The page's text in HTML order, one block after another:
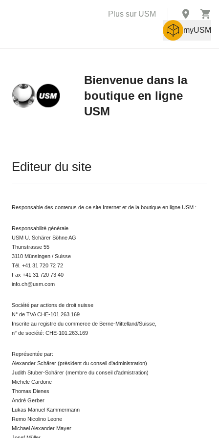
Plus sur USM
myUSM
Bienvenue dans la
boutique en ligne
USM
Editeur du site
Responsable des contenus de ce site Internet et de la boutique en ligne USM :
Responsabilité générale
USM U. Schärer Söhne AG
Thunstrasse 55
3110 Münsingen / Suisse
Tél. +41 31 720 72 72
Fax +41 31 720 73 40
info.ch@usm.com
Société par actions de droit suisse
N° de TVA CHE-101.263.169
Inscrite au registre du commerce de Berne-Mittelland/Suisse,
n° de société: CHE-101.263.169
Représentée par:
Alexander Schärer (président du conseil d’administration)
Judith Stuber-Schärer (membre du conseil d’admistration)
Michele Cardone
Thomas Dienes
André Gerber
Lukas Manuel Kammermann
Remo Nicolino Leone
Michael Alexander Mayer